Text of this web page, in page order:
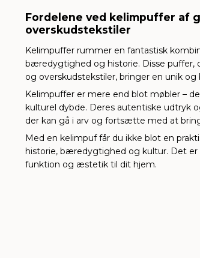
Fordelene ved kelimpuffer af
overskudstekstiler
Kelimpuffer rummer en fantastisk
bæredygtighed og historie. Disse
og overskudstekstiler, bringer en unik
Kelimpuffer er mere end blot møbler –
kulturel dybde. Deres autentiske udtryk
der kan gå i arv og fortsætte med at
Med en kelimpuf får du ikke blot en
historie, bæredygtighed og kultur. Det er
funktion og æstetik til dit hjem.